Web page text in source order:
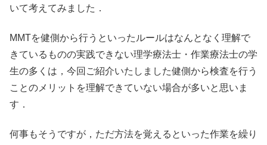
いて考えてみました．
MMTを健側から行うといったルールはなんとなく理解で
きているものの実践できない理学療法士・作業療法士の学
生の多くは，今回ご紹介いたしました健側から検査を行う
ことのメリットを理解できていない場合が多いと思いま
す．
何事もそうですが，ただ方法を覚えるといった作業を繰り